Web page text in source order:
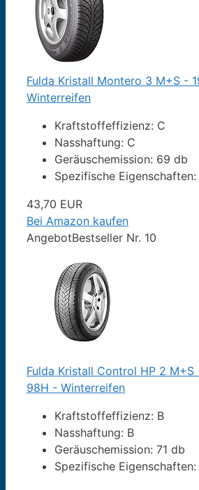
Fulda Kristall Montero 3 M+S -
Winterreifen
Kraftstoffeffizienz: C
Nasshaftung: C
Geräuschemission: 69 db
Spezifische Eigenschaften:
43,70 EUR
Bei Amazon kaufen
AngebotBestseller Nr. 10
Fulda Kristall Control HP 2 M+S
98H - Winterreifen
Kraftstoffeffizienz: B
Nasshaftung: B
Geräuschemission: 71 db
Spezifische Eigenschaften: